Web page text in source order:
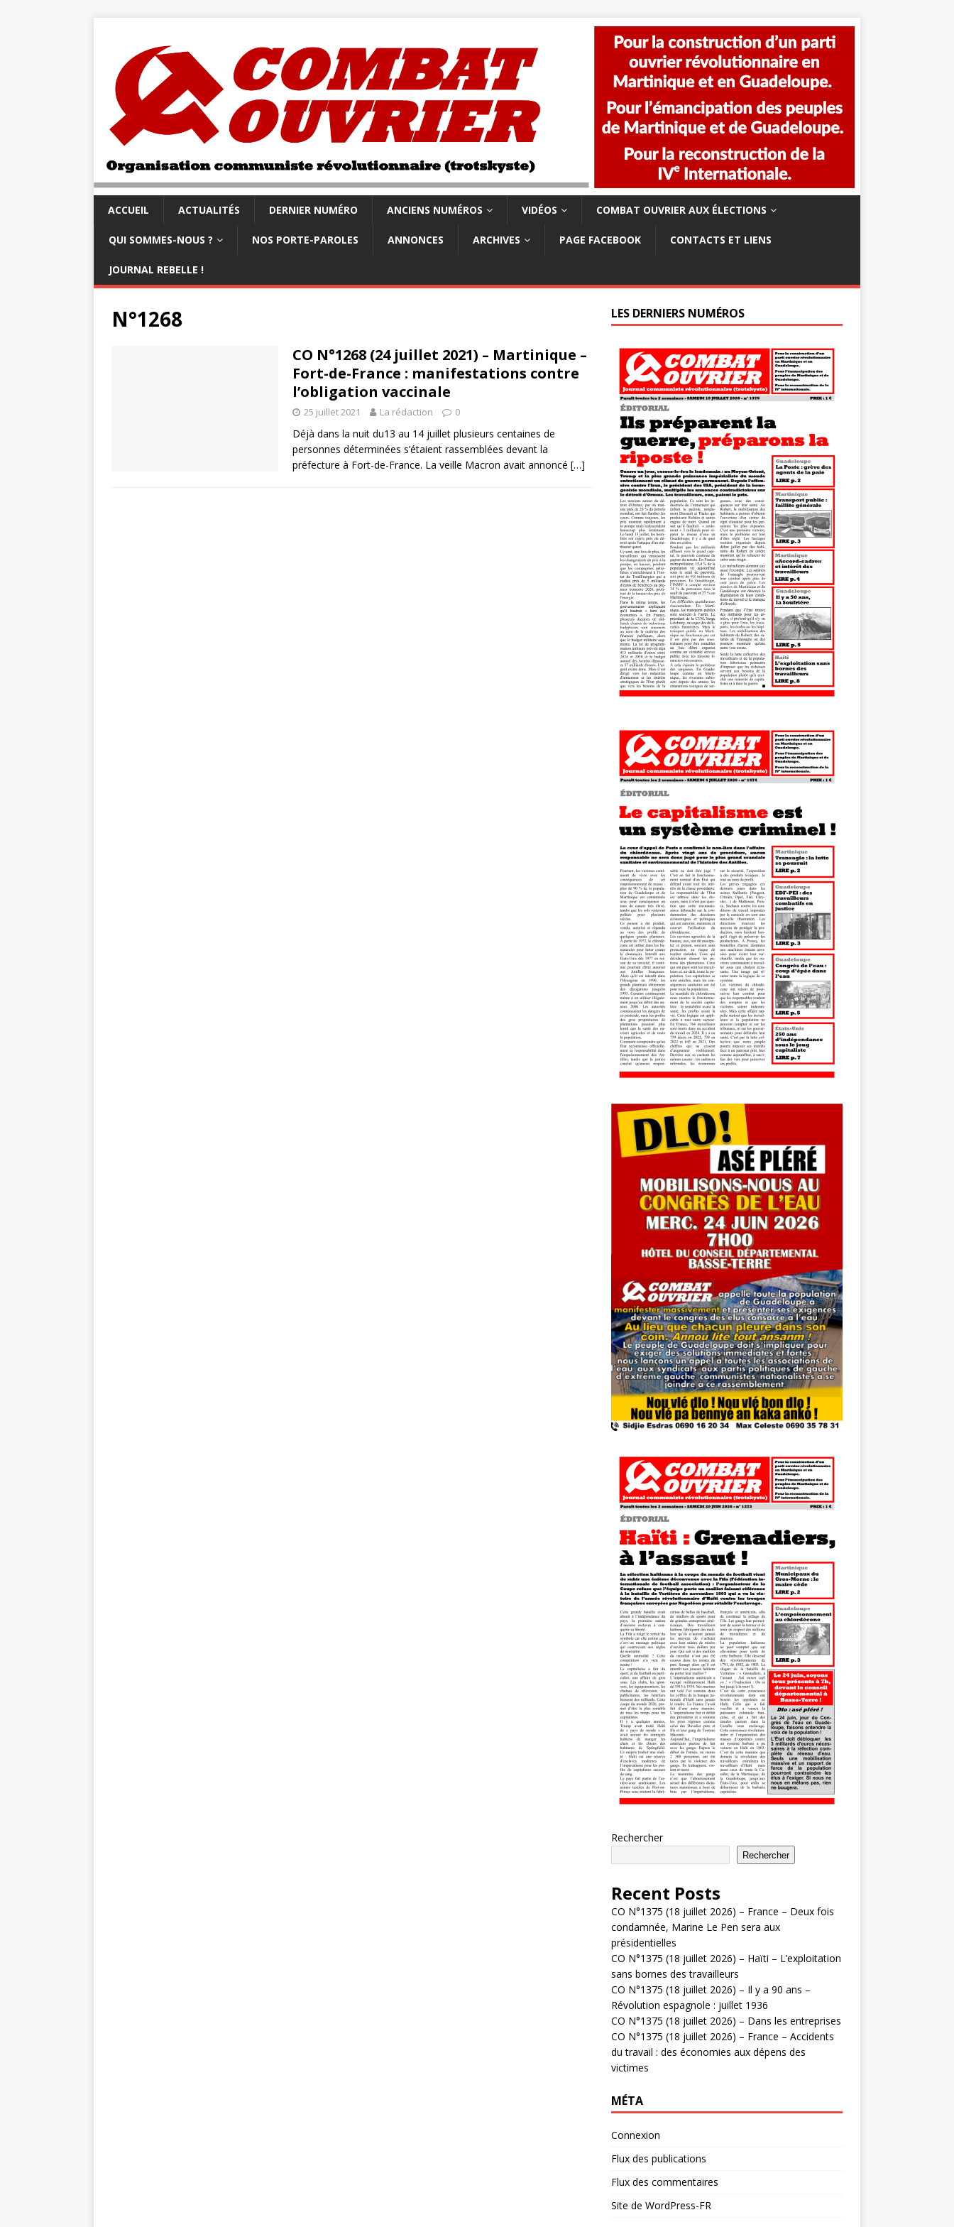
ACCUEIL ACTUALITÉS DERNIER NUMÉRO ANCIENS NUMÉROS VIDÉOS COMBAT OUVRIER AUX ÉLECTIONS
QUI SOMMES-NOUS ? NOS PORTE-PAROLES ANNONCES ARCHIVES PAGE FACEBOOK CONTACTS ET LIENS
JOURNAL REBELLE !
N°1268
CO N°1268 (24 juillet 2021) – Martinique –
Fort-de-France : manifestations contre
l’obligation vaccinale
25 juillet 2021 La rédaction 0
Déjà dans la nuit du13 au 14 juillet plusieurs centaines de
personnes déterminées s’étaient rassemblées devant la
préfecture à Fort-de-France. La veille Macron avait annoncé […]
LES DERNIERS NUMÉROS
Rechercher
Rechercher
Recent Posts
CO N°1375 (18 juillet 2026) – France – Deux fois
condamnée, Marine Le Pen sera aux
présidentielles
CO N°1375 (18 juillet 2026) – Haïti – L’exploitation
sans bornes des travailleurs
CO N°1375 (18 juillet 2026) – Il y a 90 ans –
Révolution espagnole : juillet 1936
CO N°1375 (18 juillet 2026) – Dans les entreprises
CO N°1375 (18 juillet 2026) – France – Accidents
du travail : des économies aux dépens des
victimes
MÉTA
Connexion
Flux des publications
Flux des commentaires
Site de WordPress-FR